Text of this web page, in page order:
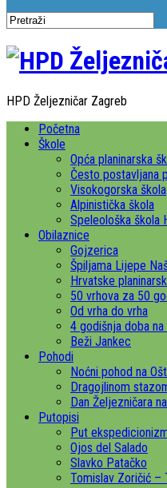
HPD Željezničar Zagreb
Početna
Škole
Opća planinarska
Često postavljana
Visokogorska škola
Alpinistička škola
Speleološka škola
Obilaznice
Gojzerica
Špiljama Lijepe
Hrvatske
50 vrhova za 50
Od vrha do vrha
4 godišnja doba na
Beži Jankec
Pohodi
Noćni pohod na
Dragojlinom
Dan Željezničara
Putopisi
Put
Ojos del Salado
Slavko Patačko
Tomislav Zoričić –